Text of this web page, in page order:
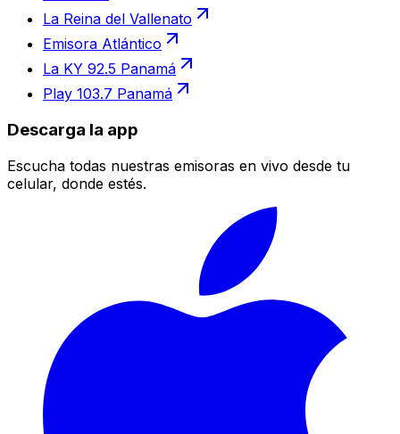
La Reina del Vallenato
Emisora Atlántico
La KY 92.5 Panamá
Play 103.7 Panamá
Descarga la app
Escucha todas nuestras emisoras en vivo desde tu
celular, donde estés.